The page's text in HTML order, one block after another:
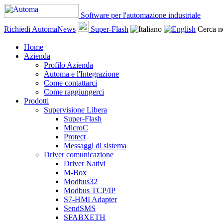
Software per l'automazione industriale
Richiedi AutomaNews
Super-Flash Cerca
Home
Azienda
Profilo Azienda
Automa e l'Integrazione
Come contattarci
Come raggiungerci
Prodotti
Supervisione Libera
Super-Flash
MicroC
Protect
Messaggi di sistema
Driver comunicazione
Driver Nativi
M-Box
Modbus32
Modbus TCP/IP
S7-HMI Adapter
SendSMS
SFABXETH